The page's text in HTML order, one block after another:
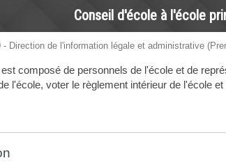
Conseil d'école à l'école
Direction de l'information légale et administrative
composé de personnels de l'école et de
l'école, voter le règlement intérieur de l'école